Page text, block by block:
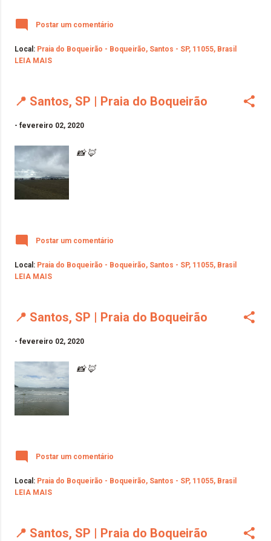
Postar um comentário
Local: Praia do Boqueirão - Boqueirão, Santos - SP, 11055, Brasil
LEIA MAIS
📍 Santos, SP | Praia do Boqueirão
- fevereiro 02, 2020
📸 🦊
Postar um comentário
Local: Praia do Boqueirão - Boqueirão, Santos - SP, 11055, Brasil
LEIA MAIS
📍 Santos, SP | Praia do Boqueirão
- fevereiro 02, 2020
📸 🦊
Postar um comentário
Local: Praia do Boqueirão - Boqueirão, Santos - SP, 11055, Brasil
LEIA MAIS
📍 Santos, SP | Praia do Boqueirão